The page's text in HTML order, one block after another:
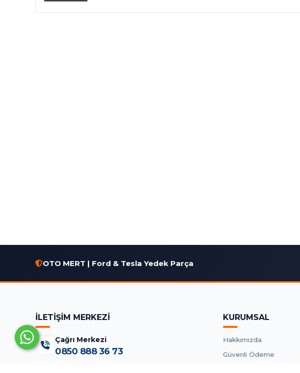
OTO MERT | Ford & Tesla Yedek Parça
İLETİŞİM MERKEZİ
Çağrı Merkezi
0850 888 36 73
KURUMSAL
Hakkımızda
Güvenli Ödeme